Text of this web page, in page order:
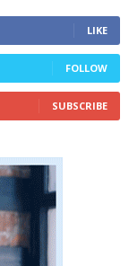
LIKE
FOLLOW
SUBSCRIBE